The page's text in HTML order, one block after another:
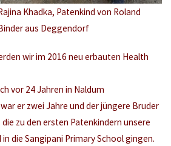
Khadka, Patenkind von Roland
aus Deggendorf
wir im 2016 neu erbauten Health
vor 24 Jahren in Naldum
er zwei Jahre und der jüngere Bruder
zu den ersten Patenkindern unsere
die Sangipani Primary School gingen.